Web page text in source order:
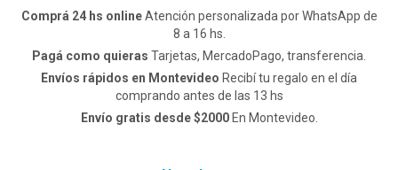
Comprá 24 hs onlineAtención personalizada por WhatsApp de
8 a 16 hs.
Pagá como quieras Tarjetas, MercadoPago, transferencia.
Envíos rápidos en Montevideo Recibí tu regalo en el día
comprando antes de las 13 hs
Envío gratis desde $2000En Montevideo.